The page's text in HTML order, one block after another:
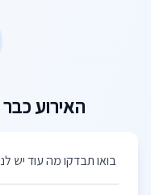
האירוע
בואו תבדקו מה עוד יש